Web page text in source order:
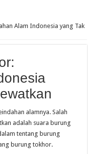
Alam Indonesia yang Tak
alamnya. Salah
adalah suara burung
tentang burung
burung tokhor.